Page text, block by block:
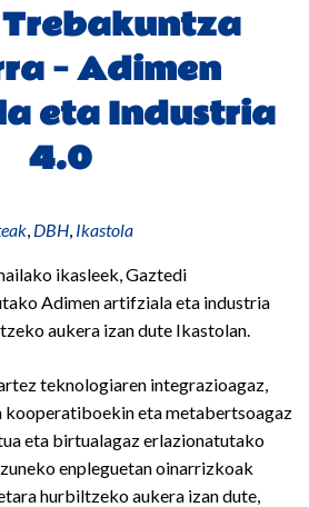
Trebakuntza
– Adimen
eta Industria
4.0
, DBH, Ikastola
ikasleek, Gaztedi
Adimen artifziala eta industria
aukera izan dute Ikastolan.
teknologiaren integrazioagaz,
kooperatiboekin eta metabertsoagaz
eta birtualagaz erlazionatutako
enpleguetan oinarrizkoak
hurbiltzeko aukera izan dute,